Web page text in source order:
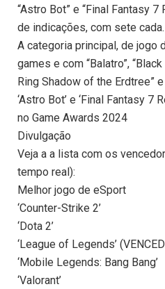
“Astro Bot” e “Final Fantasy
de indicações, com sete cada.
A categoria principal, de jogo
games e com “Balatro”,
Ring Shadow of the Erdtree”
‘Astro Bot’ e ‘Final Fantasy 7
no Game Awards 2024
Divulgação
Veja a a lista com os
tempo real):
Melhor jogo de eSport
‘Counter-Strike 2’
‘Dota 2’
‘League of Legends’
‘Mobile Legends: Bang Bang’
‘Valorant’